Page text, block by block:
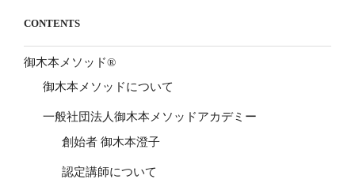
CONTENTS
御木本メソッド®
御木本メソッドについて
一般社団法人御木本メソッドアカデミー
創始者 御木本澄子
認定講師について